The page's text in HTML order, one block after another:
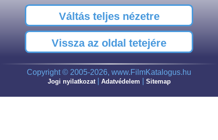
Váltás teljes nézetre
Vissza az oldal tetejére
Copyright © 2005-2026, www.FilmKatalogus.hu
Jogi nyilatkozat| Adatvédelem Sitemap